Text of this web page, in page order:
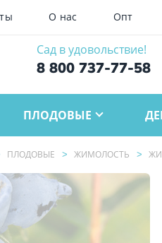
О нас Опт
Сад в удовольствие!
8 800 737-77-58
ПЛОДОВЫЕ
ПЛОДОВЫЕ ЖИМОЛОСТЬ